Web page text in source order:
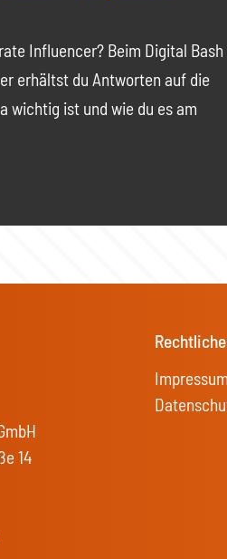
Influencer? Beim Digital Bash
erhältst du Antworten auf die
wichtig ist und wie du es am
14
Impressum